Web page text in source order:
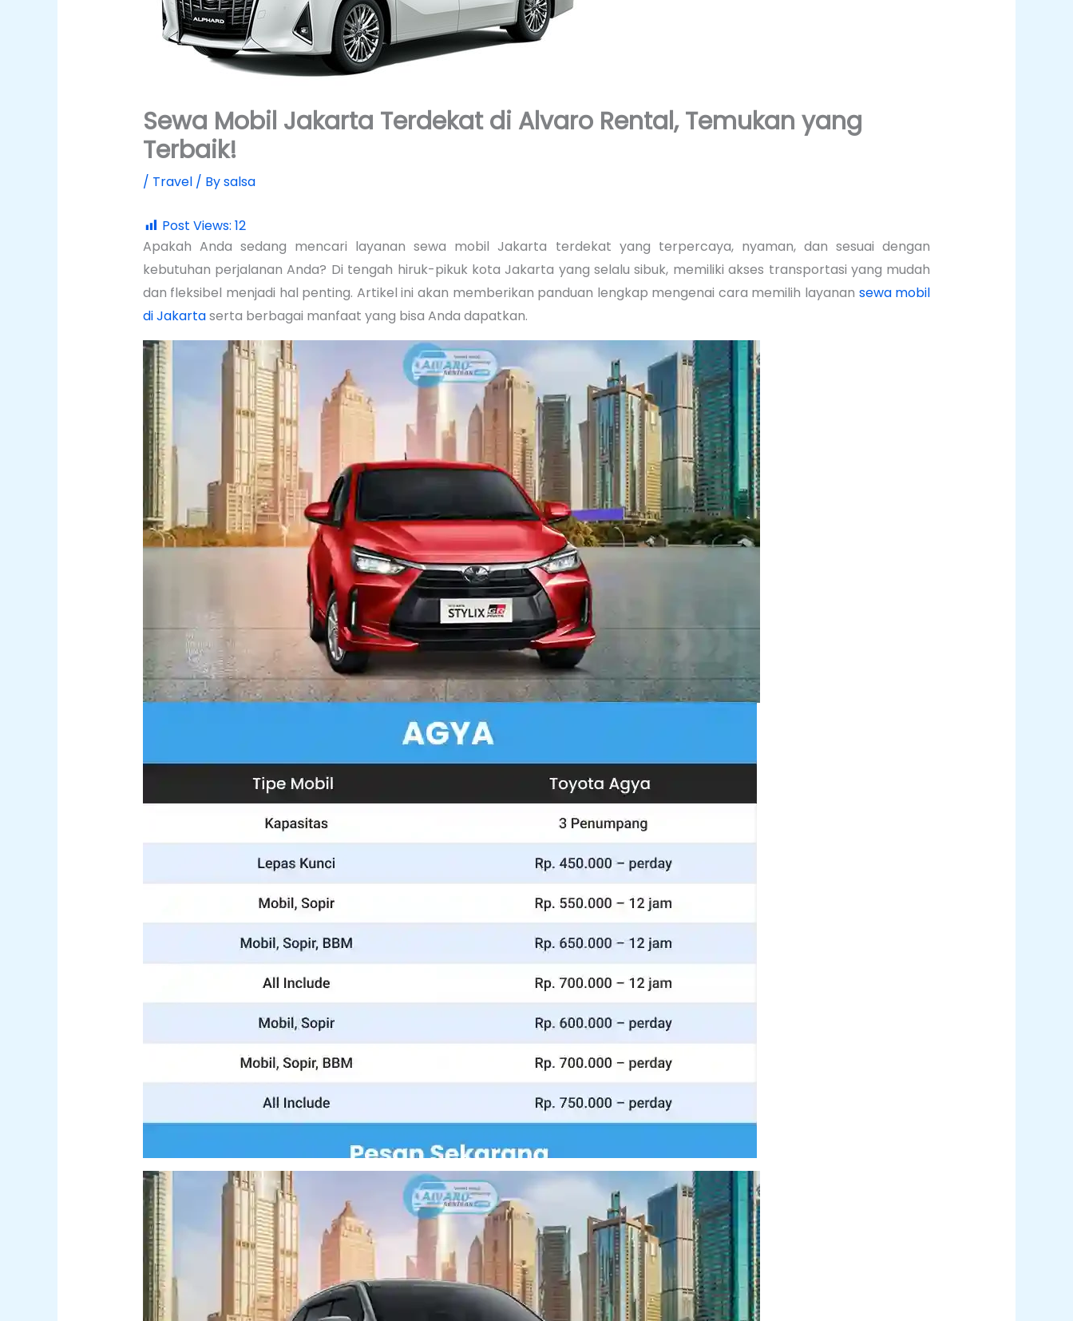
Sewa Mobil Jakarta Terdekat di Alvaro Rental, Temukan yang
Terbaik!
/ Travel/ Bysalsa
Post Views: 12
Apakah Anda sedang mencari layanan sewa mobil Jakarta terdekat yang terpercaya, nyaman, dan sesuai dengan
kebutuhan perjalanan Anda? Di tengah hiruk-pikuk kota Jakarta yang selalu sibuk, memiliki akses transportasi yang mudah
dan fleksibel menjadi hal penting. Artikel ini akan memberikan panduan lengkap mengenai cara memilih layanan sewa mobil
di Jakartaserta berbagai manfaat yang bisa Anda dapatkan.